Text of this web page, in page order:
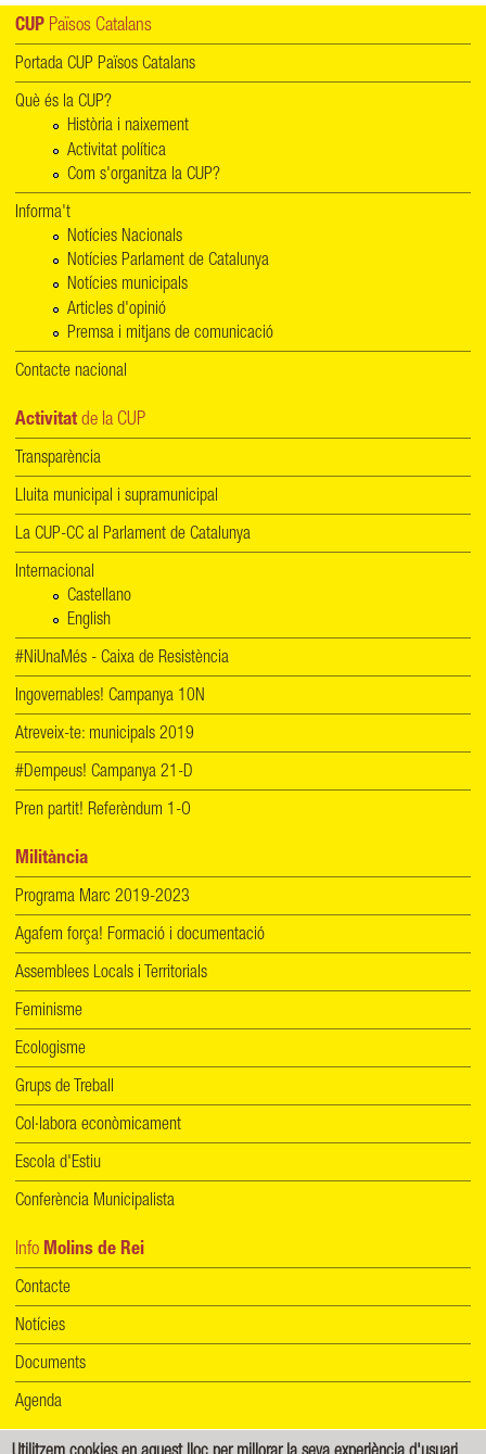
CUP Països Catalans
Portada CUP Països Catalans
Què és la CUP?
Història i naixement
Activitat política
Com s'organitza la CUP?
Informa't
Notícies Nacionals
Notícies Parlament de Catalunya
Notícies municipals
Articles d'opinió
Premsa i mitjans de comunicació
Contacte nacional
Activitat de la CUP
Transparència
Lluita municipal i supramunicipal
La CUP-CC al Parlament de Catalunya
Internacional
Castellano
English
#NiUnaMés - Caixa de Resistència
Ingovernables! Campanya 10N
Atreveix-te: municipals 2019
#Dempeus! Campanya 21-D
Pren partit! Referèndum 1-O
Militància
Programa Marc 2019-2023
Agafem força! Formació i documentació
Assemblees Locals i Territorials
Feminisme
Ecologisme
Grups de Treball
Col·labora econòmicament
Escola d'Estiu
Conferència Municipalista
Info Molins de Rei
Contacte
Notícies
Documents
Agenda